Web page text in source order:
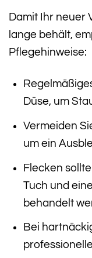
Damit Ihr neuer
lange behält,
Pflegehinweise:
Düse, um
Vermeiden
um ein
Flecken
Tuch und
behandelt
Bei